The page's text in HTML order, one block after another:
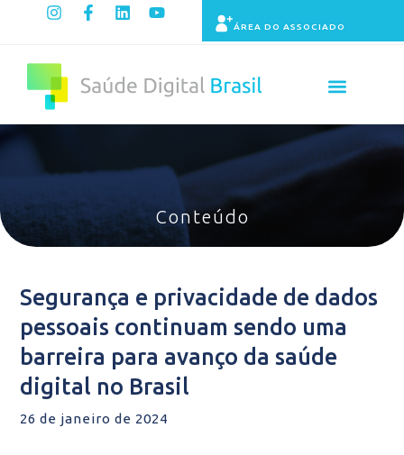
ÁREA DO ASSOCIADO
Conteúdo
Segurança e privacidade de dados
pessoais continuam sendo uma
barreira para avanço da saúde
digital no Brasil
26 de janeiro de 2024